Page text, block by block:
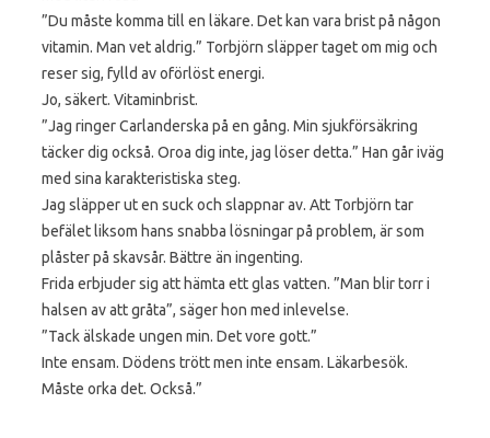
”Du måste komma till en läkare. Det kan vara brist på någon
vitamin. Man vet aldrig.” Torbjörn släpper taget om mig och
reser sig, fylld av oförlöst energi.
Jo, säkert. Vitaminbrist.
”Jag ringer Carlanderska på en gång. Min sjukförsäkring
täcker dig också. Oroa dig inte, jag löser detta.” Han går iväg
med sina karakteristiska steg.
Jag släpper ut en suck och slappnar av. Att Torbjörn tar
befälet liksom hans snabba lösningar på problem, är som
plåster på skavsår. Bättre än ingenting.
Frida erbjuder sig att hämta ett glas vatten. ”Man blir torr i
halsen av att gråta”, säger hon med inlevelse.
”Tack älskade ungen min. Det vore gott.”
Inte ensam. Dödens trött men inte ensam. Läkarbesök.
Måste orka det. Också.”